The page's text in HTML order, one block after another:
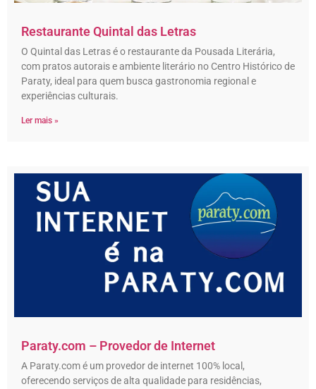
Restaurante Quintal das Letras
O Quintal das Letras é o restaurante da Pousada Literária,
com pratos autorais e ambiente literário no Centro Histórico de
Paraty, ideal para quem busca gastronomia regional e
experiências culturais.
Ler mais »
Paraty.com – Provedor de Internet
A Paraty.com é um provedor de internet 100% local,
oferecendo serviços de alta qualidade para residências,